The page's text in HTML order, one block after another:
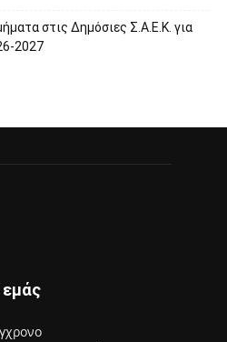
στις Δημόσιες Σ.Α.Ε.Κ. για
2027
εμάς